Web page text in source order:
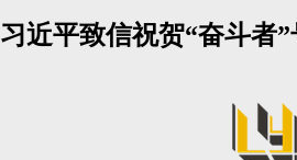
习近平致信祝贺“奋斗者